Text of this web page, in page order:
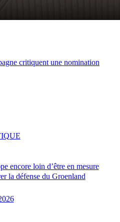
critiquent une nomination
encore loin d’être en mesure
la défense du Groenland